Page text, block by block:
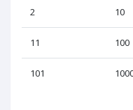
2 10
11 100
101